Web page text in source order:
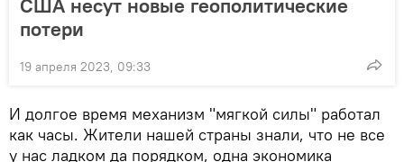
США несут новые геополитические
потери
19 апреля 2023, 09:33
И долгое время механизм "мягкой силы" работал
как часы. Жители нашей страны знали, что не все
у нас ладком да порядком, одна экономика